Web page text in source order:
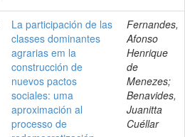
La participación de las
classes dominantes
agrarias em la
construcción de
nuevos pactos
sociales: uma
aproximación al
processo de
Fernandes,
Afonso
Henrique
de
Menezes;
Benavides,
Juanitta
Cuéllar